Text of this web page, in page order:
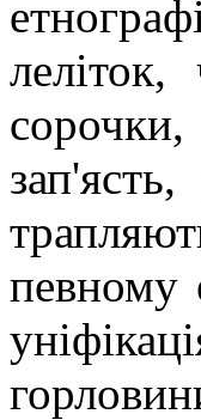
певному